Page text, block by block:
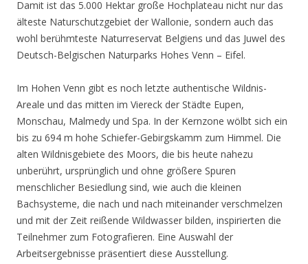
Damit ist das 5.000 Hektar große Hochplateau nicht nur das
älteste Naturschutzgebiet der Wallonie, sondern auch das
wohl berühmteste Naturreservat Belgiens und das Juwel des
Deutsch-Belgischen Naturparks Hohes Venn – Eifel.
Im Hohen Venn gibt es noch letzte authentische Wildnis-
Areale und das mitten im Viereck der Städte Eupen,
Monschau, Malmedy und Spa. In der Kernzone wölbt sich ein
bis zu 694 m hohe Schiefer-Gebirgskamm zum Himmel. Die
alten Wildnisgebiete des Moors, die bis heute nahezu
unberührt, ursprünglich und ohne größere Spuren
menschlicher Besiedlung sind, wie auch die kleinen
Bachsysteme, die nach und nach miteinander verschmelzen
und mit der Zeit reißende Wildwasser bilden, inspirierten die
Teilnehmer zum Fotografieren. Eine Auswahl der
Arbeitsergebnisse präsentiert diese Ausstellung.